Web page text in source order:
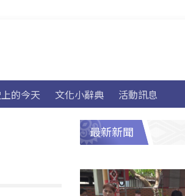
的今天 文化小辭典 活動訊息
最新新聞